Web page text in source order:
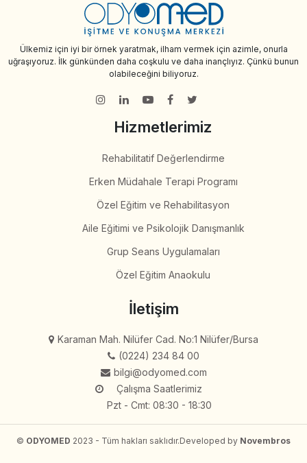
Ülkemiz için iyi bir örnek yaratmak, ilham vermek için azimle, onurla
uğraşıyoruz. İlk günkünden daha coşkulu ve daha inançlıyız. Çünkü bunun
olabileceğini biliyoruz.
Hizmetlerimiz
Rehabilitatif Değerlendirme
Erken Müdahale Terapi Programı
Özel Eğitim ve Rehabilitasyon
Aile Eğitimi ve Psikolojik Danışmanlık
Grup Seans Uygulamaları
Özel Eğitim Anaokulu
İletişim
Karaman Mah. Nilüfer Cad. No:1 Nilüfer/Bursa
(0224) 234 84 00
bilgi@odyomed.com
Çalışma Saatlerimiz
Pzt - Cmt: 08:30 - 18:30
© ODYOMED 2023 - Tüm hakları saklıdır.Developed by Novembros